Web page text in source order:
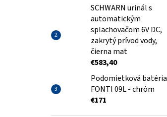
SCHWARN urinál s
automatickým
splachovačom 6V DC,
zakrytý prívod vody,
čierna mat
€583,40
Podomietková batéria
FONTI 09L - chróm
€171